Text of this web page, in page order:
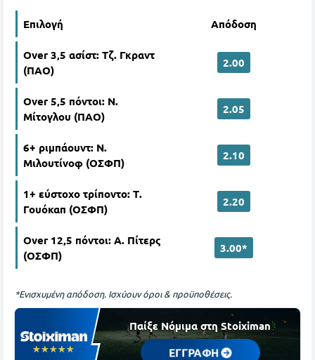
Επιλογή Απόδοση
Over 3,5 ασίστ: Τζ. Γκραντ
(ΠΑΟ)
2.00
Over 5,5 πόντοι: Ν.
Μίτογλου (ΠΑΟ)
2.05
6+ ριμπάουντ: Ν.
Μιλουτίνοφ (ΟΣΦΠ)
2.10
1+ εύστοχο τρίποντο: Τ.
Γουόκαπ (ΟΣΦΠ)
2.20
Over 12,5 πόντοι: Α. Πίτερς
(ΟΣΦΠ)
3.00*
*Ενισχυμένη απόδοση. Ισχύουν όροι & προϋποθέσεις.
☆☆☆☆☆
★★★★★
Παίξε Νόμιμα στη Stoiximan
ΕΓΓΡΑΦΗ